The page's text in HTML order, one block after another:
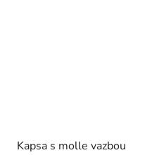
Kapsa s molle vazbou